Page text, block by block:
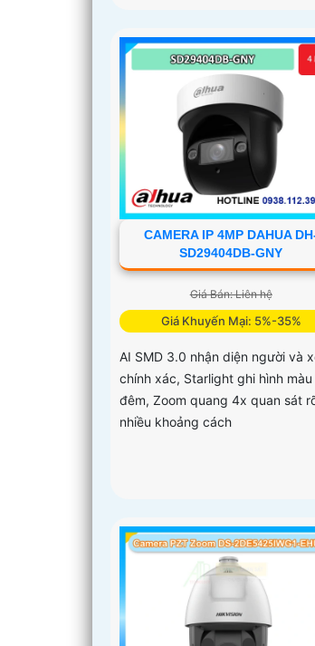
CAMERA IP 4MP DAHUA
SD29404DB-GNY
Giá Bán: Liên hệ
Giá Khuyến Mại: 5%-35%
AI SMD 3.0 nhận diện người và
chính xác, Starlight ghi hình
đêm, Zoom quang 4x quan sát
nhiều khoảng cách